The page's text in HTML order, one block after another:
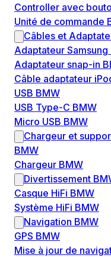
Controller avec
Unité de commande
Câbles et
Adaptateur Samsung
Adaptateur snap-in
Câble adaptateur
USB BMW
USB Type-C BMW
Micro USB BMW
Chargeur et
BMW
Chargeur BMW
Divertissement
Casque HiFi BMW
Système HiFi BMW
Navigation BMW
GPS BMW
Mise à jour de